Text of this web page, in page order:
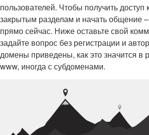
пользователей. Чтобы получить доступ
закрытым разделам и начать общение –
прямо сейчас. Ниже оставьте свой
задайте вопрос без регистрации и
домены приведены, как это значится в
www, иногда с субдоменами.